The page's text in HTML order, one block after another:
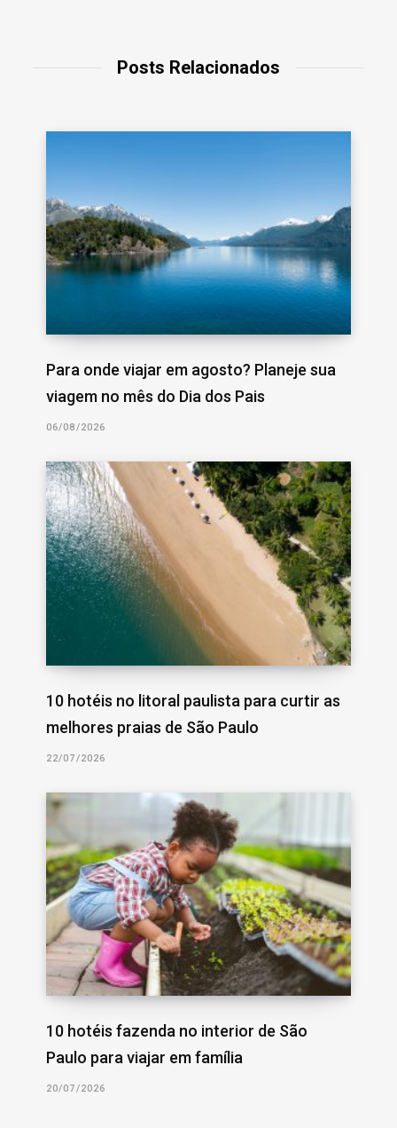
Posts Relacionados
Para onde viajar em agosto? Planeje sua
viagem no mês do Dia dos Pais
06/08/2026
10 hotéis no litoral paulista para curtir as
melhores praias de São Paulo
22/07/2026
10 hotéis fazenda no interior de São
Paulo para viajar em família
20/07/2026